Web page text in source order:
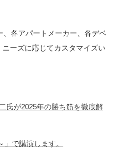
各アパートメーカー、各デベ
ーズに応じてカスタマイズい
氏が2025年の勝ち筋を徹底解
で講演します。